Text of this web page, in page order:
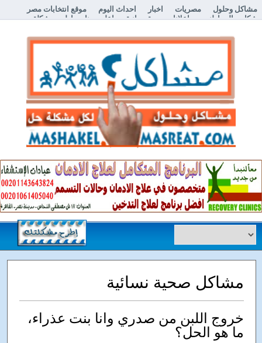
مشاكل وحلول مصريات اخبار احداث اليوم
موقع انتخابات مصر
شكاوي المواطنين
اعلانات مبوبة مجانية اعلن معنا إطرح مشكلة
مشاكل صحية نسائية
خروج اللبن من صدري وانا بنت عذراء،
ما هو الحل؟